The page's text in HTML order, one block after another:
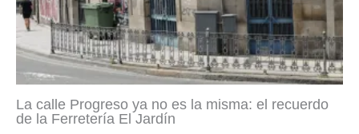
La calle Progreso ya no es la misma: el recuerdo
de la Ferretería El Jardín